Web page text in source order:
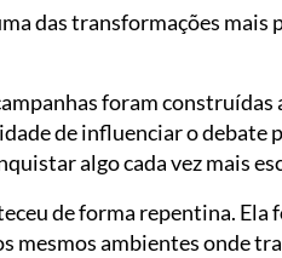
das transformações
foram construídas
de influenciar o debate
algo cada vez mais
de forma repentina.
mesmos ambientes onde